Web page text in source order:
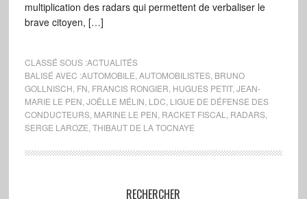
multiplication des radars qui permettent de verbaliser le
brave citoyen, […]
CLASSÉ SOUS :ACTUALITÉS
BALISÉ AVEC :AUTOMOBILE AUTOMOBILISTES, BRUNO
GOLLNISCH FN FRANCIS RONGIER HUGUES PETIT, JEAN-
MARIE LE PEN JOËLLE MÉLIN LDC LIGUE DE DÉFENSE DES
CONDUCTEURS, MARINE LE PEN RACKET FISCAL RADARS,
SERGE LAROZE THIBAUT DE LA TOCNAYE
RECHERCHER